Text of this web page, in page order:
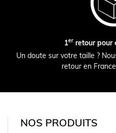
1erretour pour
Un doute sur votre taille ?
retour en
NOS PRODUITS